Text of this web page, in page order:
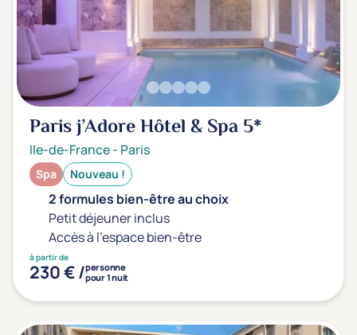
Paris j’Adore Hôtel & Spa 5*
Ile-de-France- Paris
Spa Nouveau !
2 formules bien-être au choix
Petit déjeuner inclus
Accès à l'espace bien-être
à partir de
230 € /personne
pour 1 nuit